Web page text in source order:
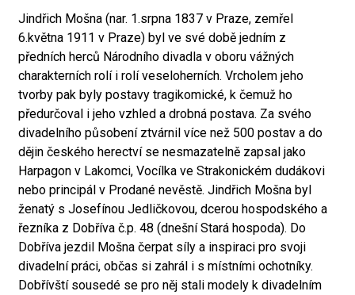
Jindřich Mošna (nar. 1.srpna 1837 v Praze, zemřel
6.května 1911 v Praze) byl ve své době jedním z
předních herců Národního divadla v oboru vážných
charakterních rolí i rolí veseloherních. Vrcholem jeho
tvorby pak byly postavy tragikomické, k čemuž ho
předurčoval i jeho vzhled a drobná postava. Za svého
divadelního působení ztvárnil více než 500 postav a do
dějin českého herectví se nesmazatelně zapsal jako
Harpagon v Lakomci, Vocílka ve Strakonickém dudákovi
nebo principál v Prodané nevěstě. Jindřich Mošna byl
ženatý s Josefínou Jedličkovou, dcerou hospodského a
řezníka z Dobříva č.p. 48 (dnešní Stará hospoda). Do
Dobříva jezdil Mošna čerpat síly a inspiraci pro svoji
divadelní práci, občas si zahrál i s místními ochotníky.
Dobřívští sousedé se pro něj stali modely k divadelním